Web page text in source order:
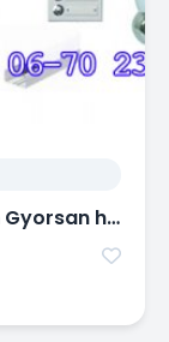
Olcsó Villanyszerelő Budapesten Gyorsan házhoz jön! 06 / 70 2 38 28 18